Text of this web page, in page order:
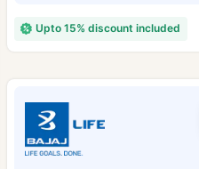
Upto 15% discount included